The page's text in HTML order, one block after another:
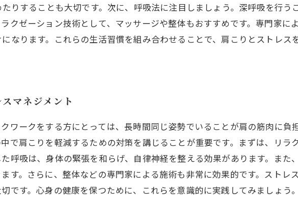
りすることも大切です。次に、呼吸法に注目しましょう。深呼吸を行う
クゼーション技術として、マッサージや整体もおすすめです。専門家に
なります。これらの生活習慣を組み合わせることで、肩こりとストレス
マネジメント
ワークをする方にとっては、長時間同じ姿勢でいることが肩の筋肉に負
で肩こりを軽減するための対策を講じることが重要です。まずは、リラ
呼吸は、身体の緊張を和らげ、自律神経を整える効果があります。また
す。さらに、整体などの専門家による施術も非常に効果的です。ストレ
です。心身の健康を保つために、これらを意識的に実践してみましょう。